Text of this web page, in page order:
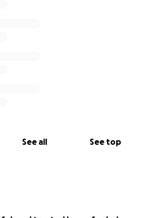
See all See top